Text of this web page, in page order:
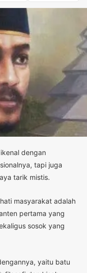
dengan
tapi juga
tarik mistis.
masyarakat adalah
pertama yang
sosok yang
yaitu batu